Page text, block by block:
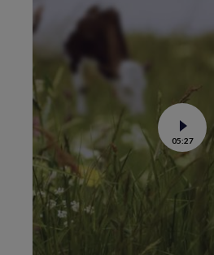
Voir
la
vidéo
de
la
05:27